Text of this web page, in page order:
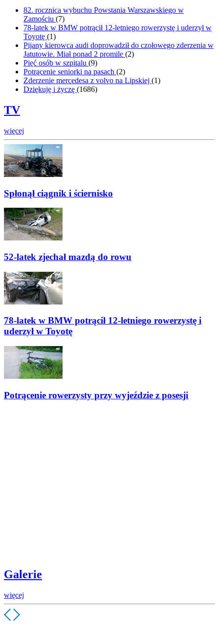
82. rocznica wybuchu Powstania Warszawskiego w
Zamościu (7)
78-latek w BMW potrącił 12-letniego rowerzystę i uderzył w
Toyotę (1)
Pijany kierowca audi doprowadził do czołowego zderzenia w
Jatutowie. Miał ponad 2 promile (2)
Pięć osób w szpitalu (9)
Potrącenie seniorki na pasach (2)
Zderzenie mercedesa z volvo na Lipskiej (1)
Dziękuję i życzę (1686)
TV
więcej
Spłonął ciągnik i ściernisko
52-latek zjechał mazdą do rowu
78-latek w BMW potrącił 12-letniego rowerzystę i
uderzył w Toyotę
Potrącenie rowerzysty przy wyjeździe z posesji
Galerie
więcej